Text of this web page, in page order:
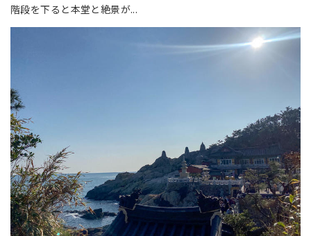
階段を下ると本堂と絶景が...